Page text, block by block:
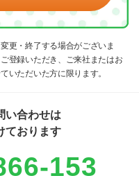
更・終了する場合がございま
登録いただき、ご来社またはお
いただいた方に限ります。
い合わせは
ております
153